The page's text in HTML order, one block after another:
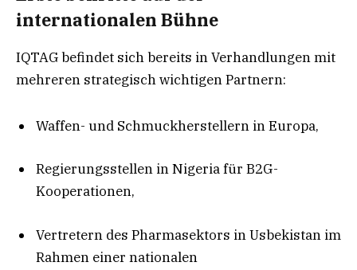
internationalen Bühne
IQTAG befindet sich bereits in Verhandlungen mit
mehreren strategisch wichtigen Partnern:
Waffen- und Schmuckherstellern in Europa,
Regierungsstellen in Nigeria für B2G-
Kooperationen,
Vertretern des Pharmasektors in Usbekistan im
Rahmen einer nationalen